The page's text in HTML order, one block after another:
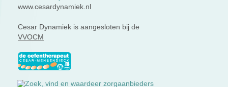
www.cesardynamiek.nl
Cesar Dynamiek is aangesloten bij de
VVOCM